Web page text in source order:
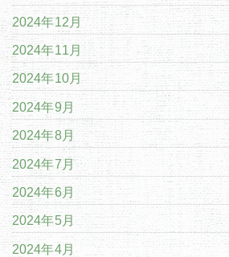
2024年12月
2024年11月
2024年10月
2024年9月
2024年8月
2024年7月
2024年6月
2024年5月
2024年4月